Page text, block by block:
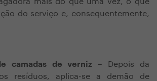
do serviço e, consequentemente,
camadas de verniz – Depois da
resíduos, aplica-se a demão de